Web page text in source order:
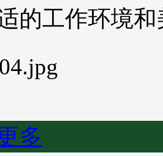
的工作环境
多